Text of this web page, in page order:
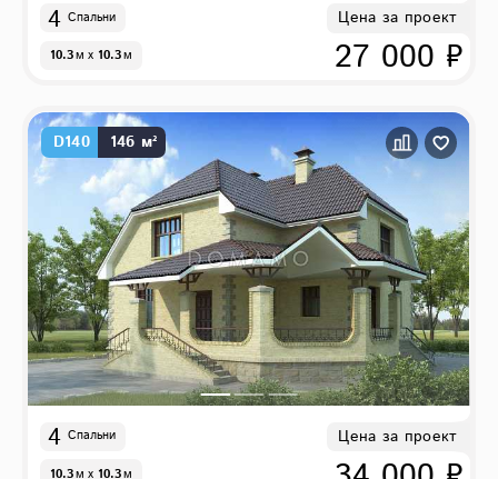
4 Спальни
10.3м x 10.3м
Цена за проект
27 000 ₽
D140 146 м²
4 Спальни
10.3м x 10.3м
Цена за проект